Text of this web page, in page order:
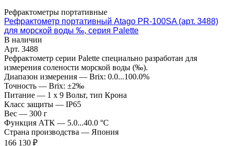
Рефрактометры портативные
Рефрактометр портативный Atago PR-100SA (арт. 3488)
для морской воды ‰, серия Palette
В наличии
Арт. 3488
Рефрактометр серии Palette специально разработан для
измерения солености морской воды (‰).
Диапазон измерения — Brix: 0.0...100.0%
Точность — Brix: ±2‰
Питание — 1 x 9 Вольт, тип Крона
Класс защиты — IP65
Вес — 300 г
Функция АТК — 5.0...40.0 °C
Страна производства — Япония
166 130 ₽